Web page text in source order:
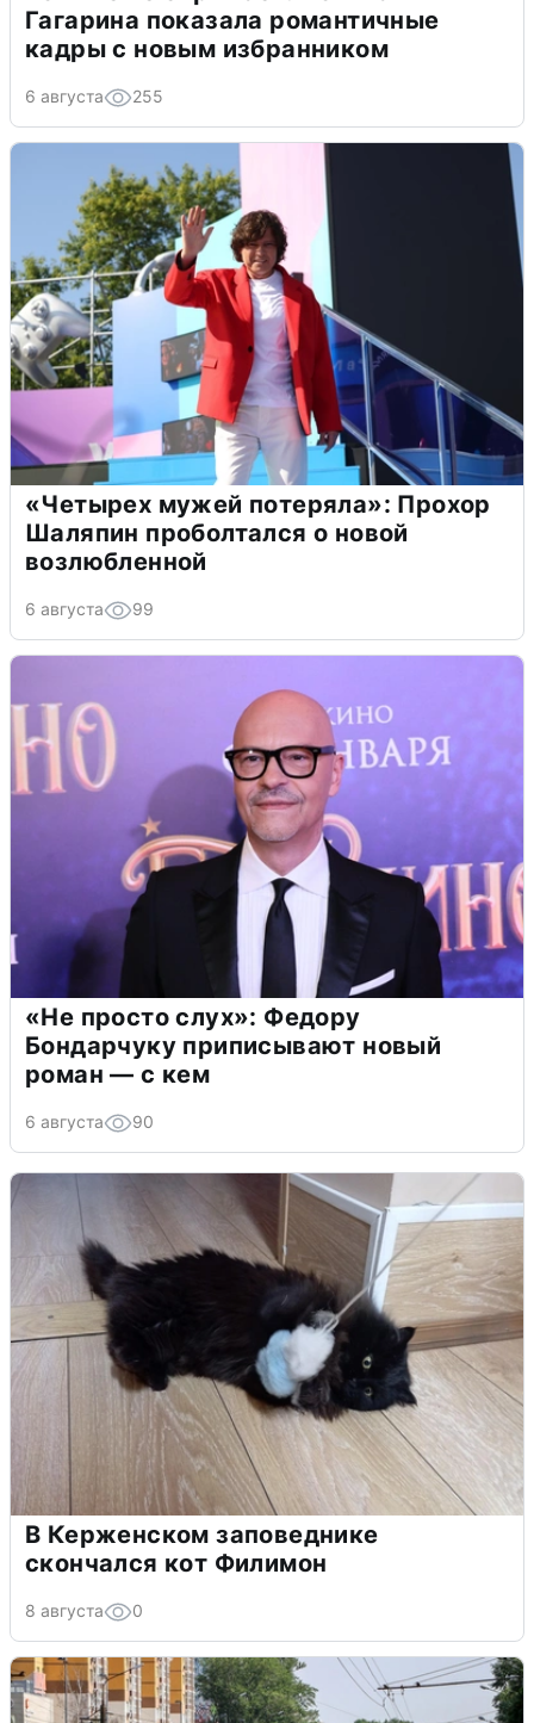
Гагарина показала романтичные
кадры с новым избранником
6 августа 255
«Четырех мужей потеряла»: Прохор
Шаляпин проболтался о новой
возлюбленной
6 августа 99
«Не просто слух»: Федору
Бондарчуку приписывают новый
роман — с кем
6 августа 90
В Керженском заповеднике
скончался кот Филимон
8 августа 0